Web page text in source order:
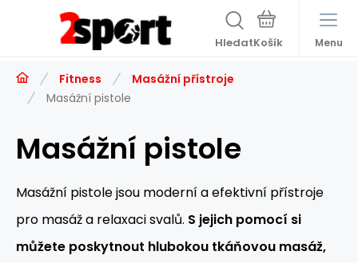
Hledat Menu
Fitness
Masážní přístroje
Masážní pistole
Masážní pistole
Masážní pistole jsou moderní a efektivní přístroje
pro masáž a relaxaci svalů. S jejich pomocí si
můžete poskytnout hlubokou tkáňovou masáž,